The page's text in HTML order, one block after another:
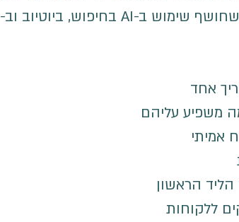
גוגל מוסיפה מקטע "איך נוצרה המודעה הזו" שחושף שימוש ב-AI בחיפוש, ביוטיוב וב-
אחד
משפיע עליהם
אמיתי
הליד הראשון
ללקוחות